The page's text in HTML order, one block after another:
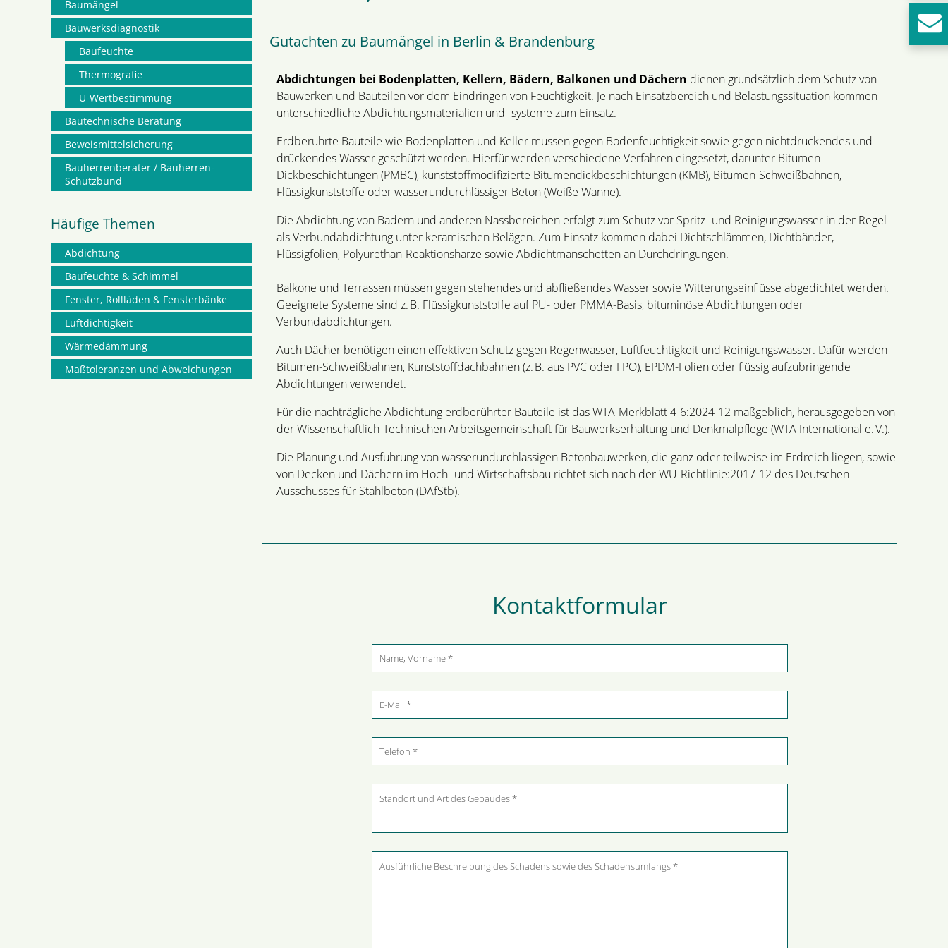
Gutachten zu Baumängel in Berlin & Brandenburg
Abdichtungen bei Bodenplatten, Kellern, Bädern, Balkonen und Dächern dienen grundsätzlich dem Schutz von
Bauwerken und Bauteilen vor dem Eindringen von Feuchtigkeit. Je nach Einsatzbereich und Belastungssituation kommen
unterschiedliche Abdichtungsmaterialien und -systeme zum Einsatz.
Erdberührte Bauteile wie Bodenplatten und Keller müssen gegen Bodenfeuchtigkeit sowie gegen nichtdrückendes und
drückendes Wasser geschützt werden. Hierfür werden verschiedene Verfahren eingesetzt, darunter Bitumen-
Dickbeschichtungen (PMBC), kunststoffmodifizierte Bitumendickbeschichtungen (KMB), Bitumen-Schweißbahnen,
Flüssigkunststoffe oder wasserundurchlässiger Beton (Weiße Wanne).
Die Abdichtung von Bädern und anderen Nassbereichen erfolgt zum Schutz vor Spritz- und Reinigungswasser in der Regel
als Verbundabdichtung unter keramischen Belägen. Zum Einsatz kommen dabei Dichtschlämmen, Dichtbänder,
Flüssigfolien, Polyurethan-Reaktionsharze sowie Abdichtmanschetten an Durchdringungen.
Balkone und Terrassen müssen gegen stehendes und abfließendes Wasser sowie Witterungseinflüsse abgedichtet werden.
Geeignete Systeme sind z. B. Flüssigkunststoffe auf PU- oder PMMA-Basis, bituminöse Abdichtungen oder
Verbundabdichtungen.
Auch Dächer benötigen einen effektiven Schutz gegen Regenwasser, Luftfeuchtigkeit und Reinigungswasser. Dafür werden
Bitumen-Schweißbahnen, Kunststoffdachbahnen (z. B. aus PVC oder FPO), EPDM-Folien oder flüssig aufzubringende
Abdichtungen verwendet.
Für die nachträgliche Abdichtung erdberührter Bauteile ist das WTA-Merkblatt 4-6:2024-12 maßgeblich, herausgegeben von
der Wissenschaftlich-Technischen Arbeitsgemeinschaft für Bauwerkserhaltung und Denkmalpflege (WTA International e. V.).
Die Planung und Ausführung von wasserundurchlässigen Betonbauwerken, die ganz oder teilweise im Erdreich liegen, sowie
von Decken und Dächern im Hoch- und Wirtschaftsbau richtet sich nach der WU-Richtlinie:2017-12 des Deutschen
Ausschusses für Stahlbeton (DAfStb).
Kontaktformular
überspringen
Baumängel
Bauwerksdiagnostik
Baufeuchte
Thermografie
U-Wertbestimmung
Bautechnische Beratung
Beweismittelsicherung
Bauherrenberater / Bauherren-
Schutzbund
Häufige Themen
Navigation
überspringen
Abdichtung
Baufeuchte & Schimmel
Fenster, Rollläden & Fensterbänke
Luftdichtigkeit
Wärmedämmung
Maßtoleranzen und Abweichungen